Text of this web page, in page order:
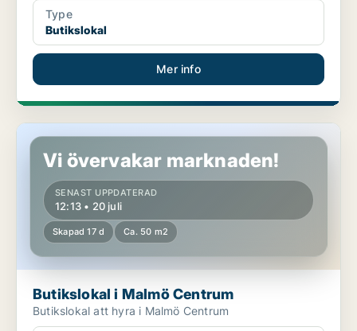
Type
Butikslokal
Mer info
Butikslokal i Malmö Centrum
Vi övervakar marknaden!
SENAST UPPDATERAD
12:13 • 20 juli
Skapad 17 d Ca. 50 m2
Butikslokal i Malmö Centrum
Butikslokal att hyra i Malmö Centrum